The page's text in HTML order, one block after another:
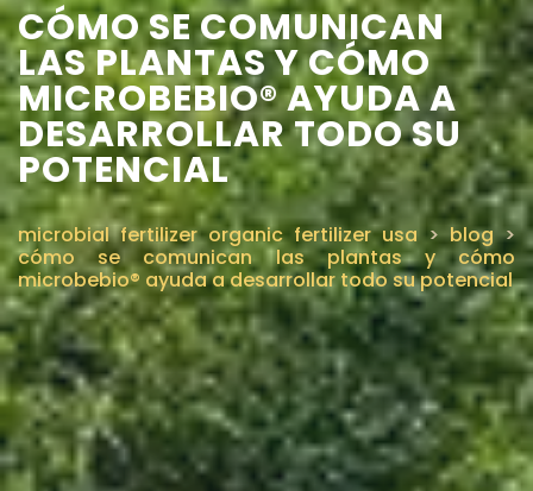
CÓMO SE COMUNICAN
LAS PLANTAS Y CÓMO
MICROBEBIO® AYUDA A
DESARROLLAR TODO SU
POTENCIAL
microbial fertilizer organic fertilizer usa>blog>
cómo se comunican las plantas y cómo
microbebio® ayuda a desarrollar todo su potencial